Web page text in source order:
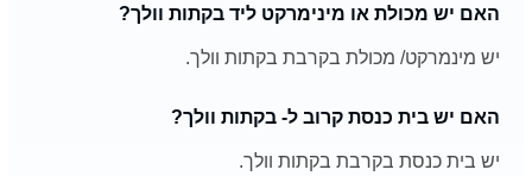
האם יש מכולת או מינימרקט ליד בקתות וולך?
יש מינמרקט/ מכולת בקרבת בקתות וולך.
האם יש בית כנסת קרוב ל- בקתות וולך?
יש בית כנסת בקרבת בקתות וולך.